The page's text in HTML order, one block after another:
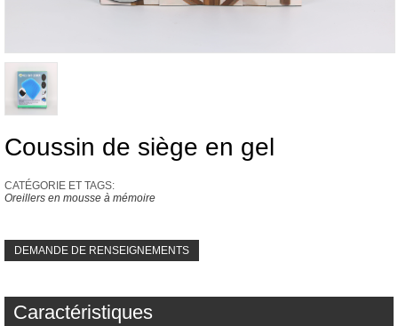
Coussin de siège en gel
CATÉGORIE ET ​​TAGS:
Oreillers en mousse à mémoire
DEMANDE DE RENSEIGNEMENTS
Caractéristiques